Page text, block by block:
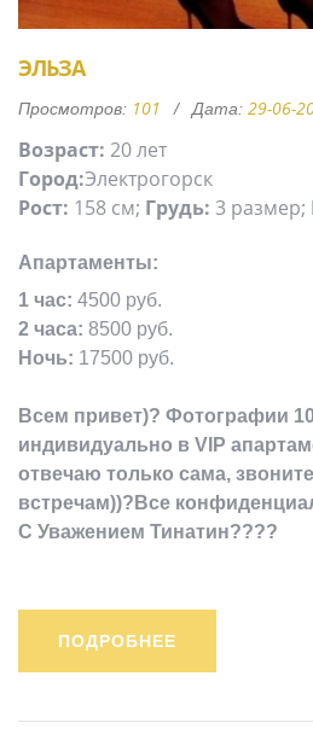
ЭЛЬЗА
Просмотров: 101 Дата: 29-06-
Возраст: 20 лет
Город:Электрогорск
Рост: 158 см; Грудь: 3 размер;
Апартаменты:
1 час: 4500 руб.
2 часа: 8500 руб.
Ночь: 17500 руб.
Всем привет)? Фотографии
индивидуально в VIP
отвечаю только сама,
встречам))?Все
С Уважением Тинатин????
ПОДРОБНЕЕ